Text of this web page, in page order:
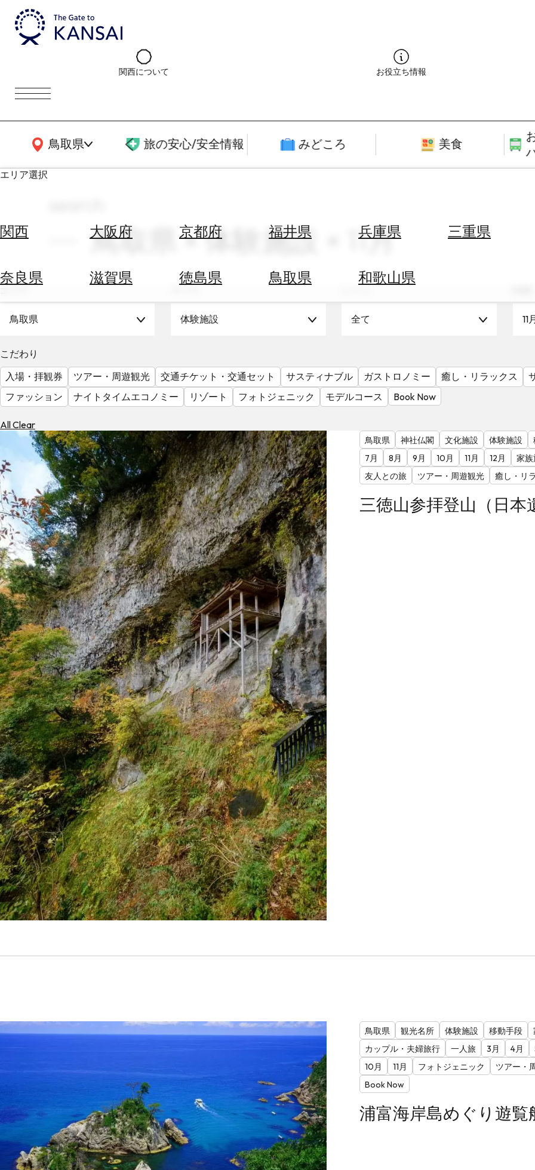
関西について お役立ち情報
鳥取県
関西広域MAP 旅の安心/安全情報 みどころ 美食
エリア選択
関西 大阪府 京都府 福井県 兵庫県 三重県
奈良県 滋賀県 徳島県 鳥取県 和歌山県
ホ
す
替
を
調
べ
天
を
見
る
鳥取県 × 体験施設 × 11月
鳥取県 体験施設 全て 11
こだわり
入場・拝観券
ツアー・周遊観光 交通チケット・交通セット サスティナブル ガストロノミー 癒し・リラックス
ファッション
ナイトタイムエコノミー リゾート フォトジェニック モデルコース Book Now
All Clear
鳥取県 神社仏閣 文化施設 体験施設
7月
8月 9月 10月 11月 12月 家
友人との旅
ツアー・周遊観光 癒し・リ
三徳山参拝登山（日本
鳥取県 観光名所 体験施設 移動手段
カップル・夫婦旅行
一人旅 3月 4月
10月
11月 フォトジェニック ツアー・
Book Now
浦富海岸島めぐり遊覧